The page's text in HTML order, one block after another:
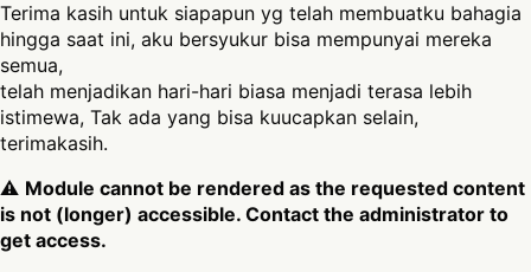
Terima kasih untuk siapapun yg telah membuatku bahagia
hingga saat ini, aku bersyukur bisa mempunyai mereka
semua,
telah menjadikan hari-hari biasa menjadi terasa lebih
istimewa, Tak ada yang bisa kuucapkan selain,
terimakasih.
⚠ Module cannot be rendered as the requested content
is not (longer) accessible. Contact the administrator to
get access.